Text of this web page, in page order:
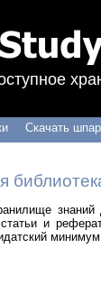
Скачать
статьи и